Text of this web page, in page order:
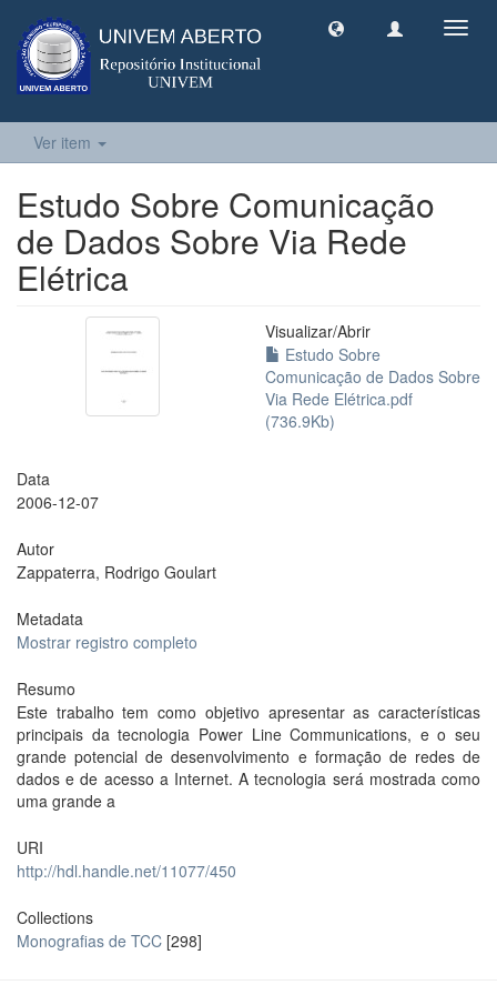
Ver item
Estudo Sobre Comunicação
de Dados Sobre Via Rede
Elétrica
Visualizar/Abrir
Estudo Sobre
Comunicação de Dados Sobre
Via Rede Elétrica.pdf
(736.9Kb)
Data
2006-12-07
Autor
Zappaterra, Rodrigo Goulart
Metadata
Mostrar registro completo
Resumo
Este trabalho tem como objetivo apresentar as características
principais da tecnologia Power Line Communications, e o seu
grande potencial de desenvolvimento e formação de redes de
dados e de acesso a Internet. A tecnologia será mostrada como
uma grande a
URI
http://hdl.handle.net/11077/450
Collections
Monografias de TCC [298]